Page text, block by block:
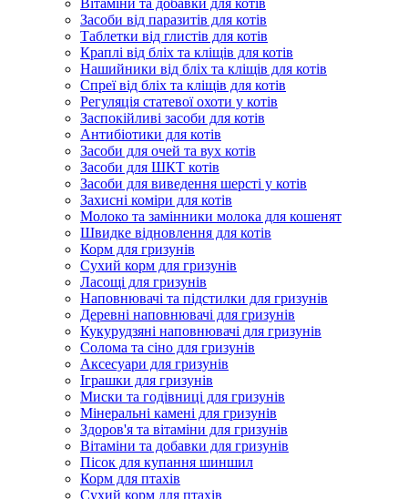
Вітаміни та добавки для котів
Засоби від паразитів для котів
Таблетки від глистів для котів
Краплі від бліх та кліщів для котів
Нашийники від бліх та кліщів для котів
Спреї від бліх та кліщів для котів
Регуляція статевої охоти у котів
Заспокійливі засоби для котів
Антибіотики для котів
Засоби для очей та вух котів
Засоби для ШКТ котів
Засоби для виведення шерсті у котів
Захисні коміри для котів
Молоко та замінники молока для кошенят
Швидке відновлення для котів
Корм для гризунів
Сухий корм для гризунів
Ласощі для гризунів
Наповнювачі та підстилки для гризунів
Деревні наповнювачі для гризунів
Кукурудзяні наповнювачі для гризунів
Солома та сіно для гризунів
Аксесуари для гризунів
Іграшки для гризунів
Миски та годівниці для гризунів
Мінеральні камені для гризунів
Здоров'я та вітаміни для гризунів
Вітаміни та добавки для гризунів
Пісок для купання шиншил
Корм для птахів
Сухий корм для птахів